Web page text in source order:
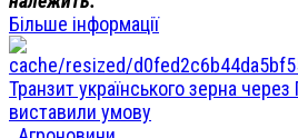
Більше інформації
Транзит українського зерна через
виставили умову